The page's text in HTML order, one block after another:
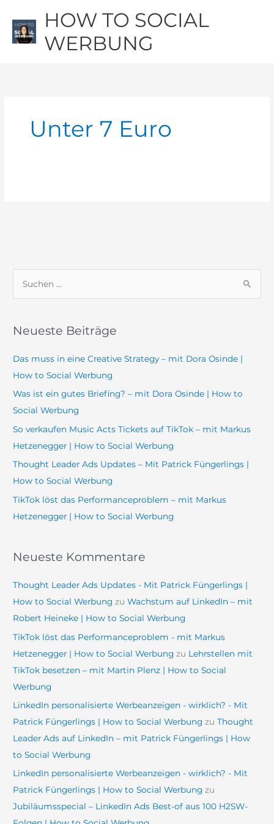
Inhalt
springen
HOW TO SOCIAL
WERBUNG
Unter 7 Euro
h
h
:
Neueste Beiträge
Das muss in eine Creative Strategy – mit Dora Osinde |
How to Social Werbung
Was ist ein gutes Briefing? – mit Dora Osinde | How to
Social Werbung
So verkaufen Music Acts Tickets auf TikTok – mit Markus
Hetzenegger | How to Social Werbung
Thought Leader Ads Updates – Mit Patrick Füngerlings |
How to Social Werbung
TikTok löst das Performanceproblem – mit Markus
Hetzenegger | How to Social Werbung
Neueste Kommentare
Thought Leader Ads Updates - Mit Patrick Füngerlings |
How to Social Werbung zuWachstum auf LinkedIn – mit
Robert Heineke | How to Social Werbung
TikTok löst das Performanceproblem - mit Markus
Hetzenegger | How to Social Werbung zu Lehrstellen mit
TikTok besetzen – mit Martin Plenz | How to Social
Werbung
LinkedIn personalisierte Werbeanzeigen - wirklich? - Mit
Patrick Füngerlings | How to Social Werbung zuThought
Leader Ads auf LinkedIn – mit Patrick Füngerlings | How
to Social Werbung
LinkedIn personalisierte Werbeanzeigen - wirklich? - Mit
Patrick Füngerlings | How to Social Werbung zu
Jubiläumsspecial – LinkedIn Ads Best-of aus 100 H2SW-